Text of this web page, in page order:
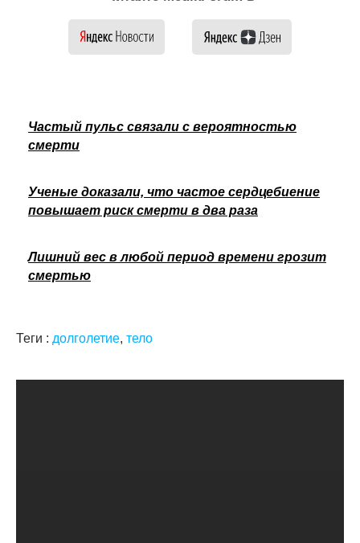
Частый пульс связали с вероятностью
смерти
Ученые доказали, что частое сердцебиение
повышает риск смерти в два раза
Лишний вес в любой период времени грозит
смертью
Теги : долголетие, тело